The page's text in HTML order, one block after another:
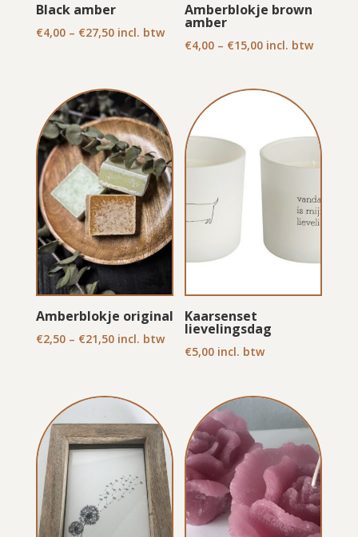
Black amber
€4,00– €27,50 incl. btw
Amberblokje brown
amber
€4,00 – €15,00 incl. btw
Amberblokje original
€2,50– €21,50 incl. btw
Kaarsenset
lievelingsdag
€5,00 incl. btw